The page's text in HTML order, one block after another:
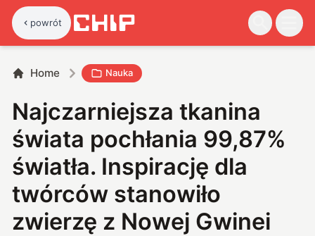
powrót
Home Nauka
Najczarniejsza tkanina
świata pochłania 99,87%
światła. Inspirację dla
twórców stanowiło
zwierzę z Nowej Gwinei